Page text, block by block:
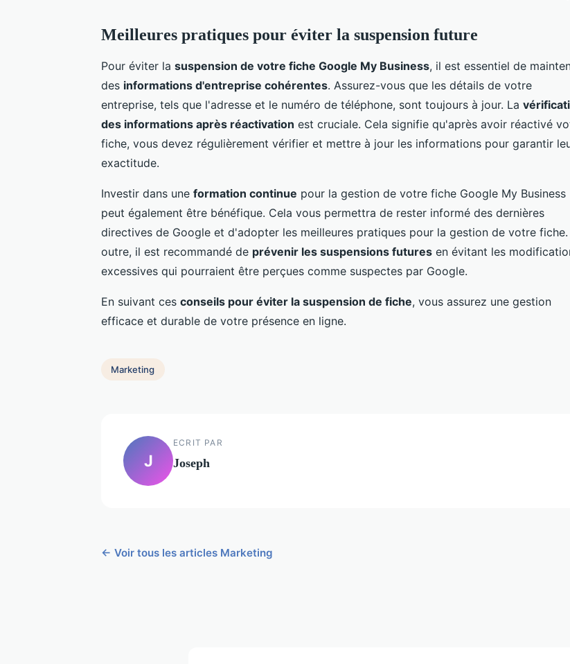
Meilleures pratiques pour éviter la suspension future
Pour éviter la suspension de votre fiche Google My Business, il est essentiel de
des informations d'entreprise cohérentes. Assurez-vous que les détails de votre
entreprise, tels que l'adresse et le numéro de téléphone, sont toujours à jour. La
des informations après réactivation est cruciale. Cela signifie qu'après avoir réactivé
fiche, vous devez régulièrement vérifier et mettre à jour les informations pour garantir
exactitude.
Investir dans une formation continue pour la gestion de votre fiche Google My Business
peut également être bénéfique. Cela vous permettra de rester informé des dernières
directives de Google et d'adopter les meilleures pratiques pour la gestion de votre fiche.
outre, il est recommandé de prévenir les suspensions futures en évitant les
excessives qui pourraient être perçues comme suspectes par Google.
En suivant ces conseils pour éviter la suspension de fiche, vous assurez une gestion
efficace et durable de votre présence en ligne.
Marketing
J
ECRIT PAR
Joseph
← Voir tous les articles Marketing